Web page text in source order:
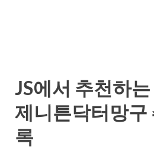
JS에서 추천하
제니튼닥터망구
록